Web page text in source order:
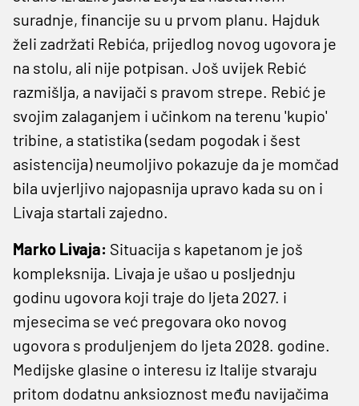
suradnje, financije su u prvom planu. Hajduk
želi zadržati Rebića, prijedlog novog ugovora je
na stolu, ali nije potpisan. Još uvijek Rebić
razmišlja, a navijači s pravom strepe. Rebić je
svojim zalaganjem i učinkom na terenu 'kupio'
tribine, a statistika (sedam pogodak i šest
asistencija) neumoljivo pokazuje da je momčad
bila uvjerljivo najopasnija upravo kada su on i
Livaja startali zajedno.
Marko Livaja: Situacija s kapetanom je još
kompleksnija. Livaja je ušao u posljednju
godinu ugovora koji traje do ljeta 2027. i
mjesecima se već pregovara oko novog
ugovora s produljenjem do ljeta 2028. godine.
Medijske glasine o interesu iz Italije stvaraju
pritom dodatnu anksioznost među navijačima